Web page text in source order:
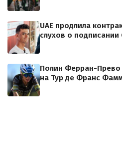
UAE продлила
слухов о подписании
Полин Ферран-Прево
на Тур де Франс